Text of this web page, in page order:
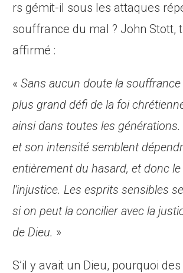
rs gémit-il sous les attaques
souffrance du mal ? John Stott,
affirmé :
«Sans aucun doute la
plus grand défi de la foi
ainsi dans toutes les
et son intensité semblent
entièrement du hasard, et donc
l’injustice. Les esprits sensibles
si on peut la concilier avec la
de Dieu. »
S’il y avait un Dieu, pourquoi